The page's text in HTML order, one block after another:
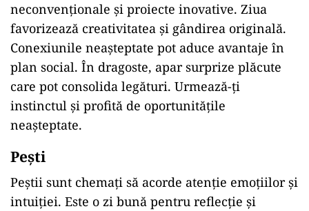
neconvenționale și proiecte inovative. Ziua
favorizează creativitatea și gândirea originală.
Conexiunile neașteptate pot aduce avantaje în
plan social. În dragoste, apar surprize plăcute
care pot consolida legături. Urmează-ți
instinctul și profită de oportunitățile
neașteptate.
Pești
Peștii sunt chemați să acorde atenție emoțiilor și
intuiției. Este o zi bună pentru reflecție și